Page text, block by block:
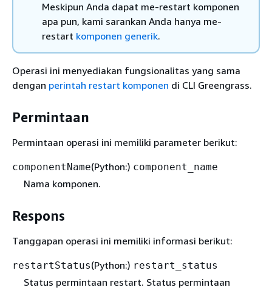
Meskipun Anda dapat me-restart komponen
apa pun, kami sarankan Anda hanya me-
restart komponen generik.
Operasi ini menyediakan fungsionalitas yang sama
dengan perintah restart komponen di CLI Greengrass.
Permintaan
Permintaan operasi ini memiliki parameter berikut:
componentName(Python:) component_name
Nama komponen.
Respons
Tanggapan operasi ini memiliki informasi berikut:
restartStatus(Python:) restart_status
Status permintaan restart. Status permintaan